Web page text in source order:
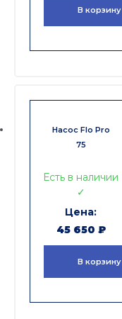
В корзину
Насос Flo Pro
75
Есть в наличии
✓
45 650 ₽
В корзину